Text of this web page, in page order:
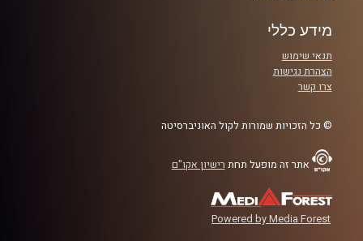
מידע כללי
תנאי שימוש
הצהרת נגישות
צרו קשר
© כל הזכויות שמורות לקול האוניברסיטה
אתר זה מופעל תחת רישיון אקו"ם
Powered by Media Forest